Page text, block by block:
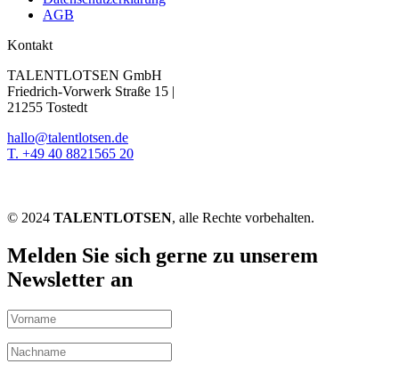
AGB
Kontakt
TALENTLOTSEN GmbH
Friedrich-Vorwerk Straße 15 |
21255 Tostedt
hallo@talentlotsen.de
T. +49 40 8821565 20
© 2024 TALENTLOTSEN, alle Rechte vorbehalten.
Melden Sie sich gerne zu unserem
Newsletter an